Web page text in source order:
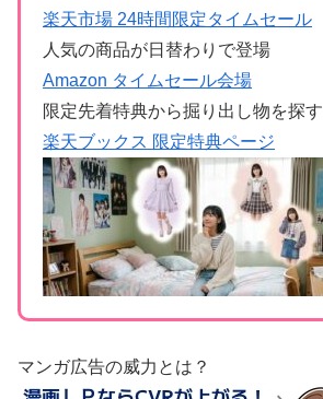
楽天市場 24時間限定タイムセール
人気の商品が日替わりで登場
Amazon タイムセール会場
限定先着特典から掘り出し物を探す
楽天ブックス 限定特典ページ
マンガ広告の威力とは？